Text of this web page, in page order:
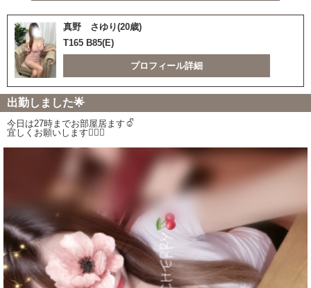
真野 さゆり(20歳)
T165 B85(E)
プロフィール詳細
出勤しました🌟
今日は27時までお部屋居ます☺️ᩚ
宜しくお願いします🙇‍♂️✨️